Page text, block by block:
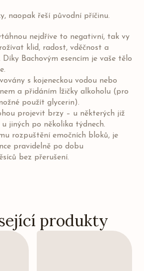
naopak řeší původní příčinu.
nejdříve to negativní, tak vy
klid, radost, vděčnost a
Bachovým esencím je vaše tělo
s kojeneckou vodou nebo
a přidáním lžičky alkoholu (pro
použít glycerin).
projevit brzy – u některých již
jiných po několika týdnech.
rozpuštění emočních bloků, je
pravidelně po dobu
bez přerušení.
produkty